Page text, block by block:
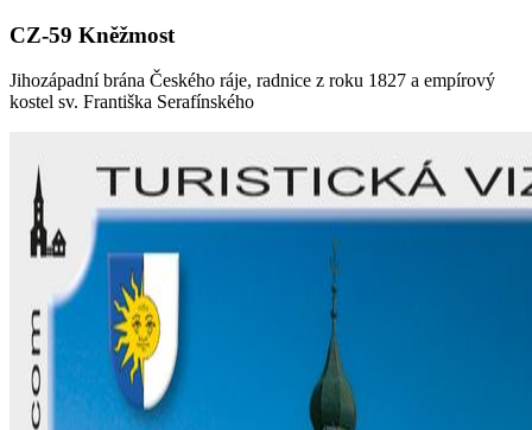
CZ-59 Kněžmost
Jihozápadní brána Českého ráje, radnice z roku 1827 a empírový
kostel sv. Františka Serafínského